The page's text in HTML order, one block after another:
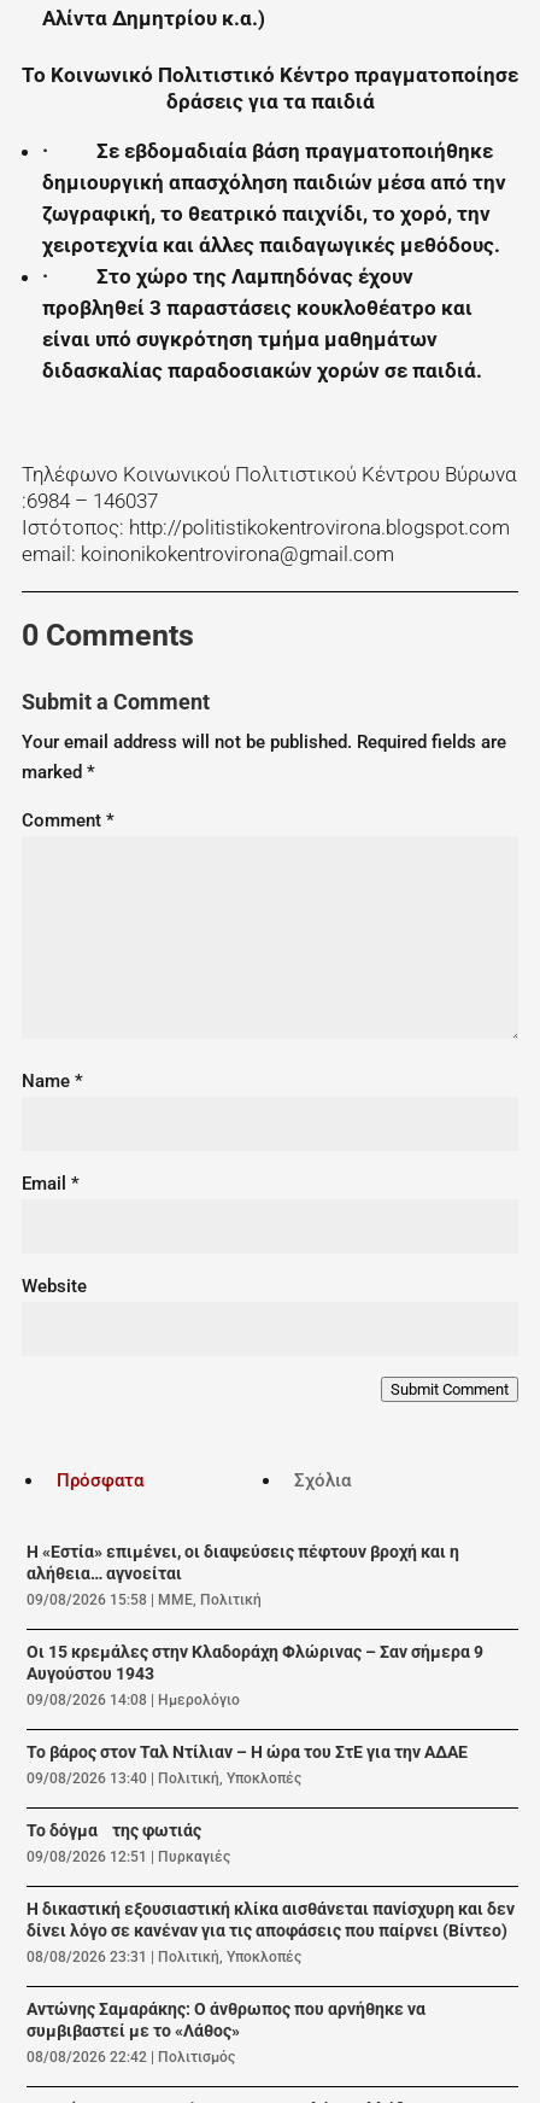
Αλίντα Δημητρίου κ.α.)
Το Κοινωνικό Πολιτιστικό Κέντρο πραγματοποίησε
δράσεις για τα παιδιά
· Σε εβδομαδιαία βάση πραγματοποιήθηκε
δημιουργική απασχόληση παιδιών μέσα από την
ζωγραφική, το θεατρικό παιχνίδι, το χορό, την
χειροτεχνία και άλλες παιδαγωγικές μεθόδους.
· Στο χώρο της Λαμπηδόνας έχουν
προβληθεί 3 παραστάσεις κουκλοθέατρο και
είναι υπό συγκρότηση τμήμα μαθημάτων
διδασκαλίας παραδοσιακών χορών σε παιδιά.
Τηλέφωνο Κοινωνικού Πολιτιστικού Κέντρου Βύρωνα
:6984 – 146037
Ιστότοπος: http://politistikokentrovirona.blogspot.com
email: koinonikokentrovirona@gmail.com
0 Comments
Submit a Comment
Your email address will not be published. Required fields are
marked *
Comment *
Name *
Email *
Website
Submit Comment
Πρόσφατα Σχόλια
Η «Εστία» επιμένει, οι διαψεύσεις πέφτουν βροχή και η
αλήθεια… αγνοείται
09/08/2026 15:58 | ΜΜΕ Πολιτική
Οι 15 κρεμάλες στην Κλαδοράχη Φλώρινας – Σαν σήμερα 9
Αυγούστου 1943
09/08/2026 14:08 | Ημερολόγιο
Το βάρος στον Ταλ Ντίλιαν – Η ώρα του ΣτΕ για την ΑΔΑΕ
09/08/2026 13:40 | Πολιτική ,Υποκλοπές
Το δόγμα της φωτιάς
09/08/2026 12:51 | Πυρκαγιές
Η δικαστική εξουσιαστική κλίκα αισθάνεται πανίσχυρη και δεν
δίνει λόγο σε κανέναν για τις αποφάσεις που παίρνει (Βίντεο)
08/08/2026 23:31 | Πολιτική ,Υποκλοπές
Αντώνης Σαμαράκης: Ο άνθρωπος που αρνήθηκε να
συμβιβαστεί με το «Λάθος»
08/08/2026 22:42 | Πολιτισμός